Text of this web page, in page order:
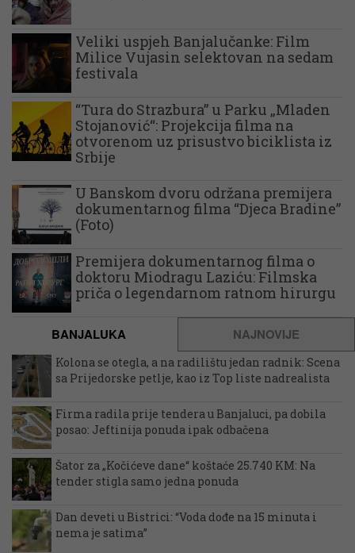
Veliki uspjeh Banjalučanke: Film
Milice Vujasin selektovan na sedam
festivala
“Tura do Strazbura” u Parku „Mladen
Stojanović“: Projekcija filma na
otvorenom uz prisustvo biciklista iz
Srbije
U Banskom dvoru održana premijera
dokumentarnog filma “Djeca Bradine”
(Foto)
Premijera dokumentarnog filma o
doktoru Miodragu Laziću: Filmska
priča o legendarnom ratnom hirurgu
BANJALUKA NAJNOVIJE
Kolona se otegla, a na radilištu jedan radnik: Scena
sa Prijedorske petlje, kao iz Top liste nadrealista
Firma radila prije tendera u Banjaluci, pa dobila
posao: Jeftinija ponuda ipak odbačena
Šator za „Kočićeve dane“ koštaće 25.740 KM: Na
tender stigla samo jedna ponuda
Dan deveti u Bistrici: “Voda dođe na 15 minuta i
nema je satima”